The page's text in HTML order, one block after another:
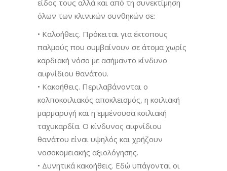
είδος τους αλλά και από τη συνεκτίμηση
όλων των κλινικών συνθηκών σε:
• Καλοήθεις. Πρόκειται για έκτοπους
παλμούς που συμβαίνουν σε άτομα χωρίς
καρδιακή νόσο με ασήμαντο κίνδυνο
αιφνίδιου θανάτου.
• Κακοήθεις. Περιλαβάνονται ο
κολποκοιλιακός αποκλεισμός, η κοιλιακή
μαρμαρυγή και η εμμένουσα κοιλιακή
ταχυκαρδία. Ο κίνδυνος αιφνίδιου
θανάτου είναι υψηλός και χρήζουν
νοσοκομειακής αξιολόγησης.
• Δυνητικά κακοήθεις. Εδώ υπάγονται οι